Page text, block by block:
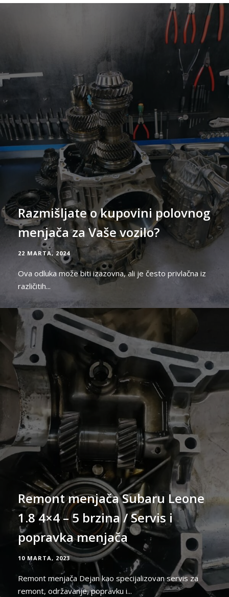
Razmišljate o kupovini polovnog
menjača za Vaše vozilo?
22 MARTA, 2024
Ova odluka može biti izazovna, ali je često privlačna iz
različitih...
Remont menjača Subaru Leone
1.8 4×4 – 5 brzina / Servis i
popravka menjača
10 MARTA, 2023
Remont menjača Dejan kao specijalizovan servis za
remont, održavanje, popravku i...